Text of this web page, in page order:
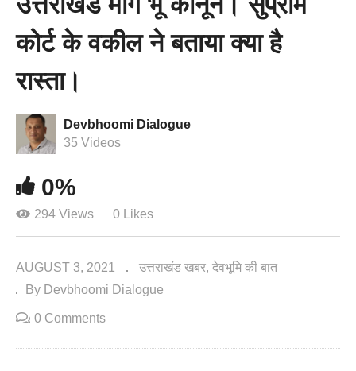
कोर्ट के वकील ने बताया क्या है
रास्ता।
Devbhoomi Dialogue
35 Videos
0%
294 Views 0 Likes
AUGUST 3, 2021 उत्तराखंड खबर देवभूमि की बात
By Devbhoomi Dialogue
0 Comments